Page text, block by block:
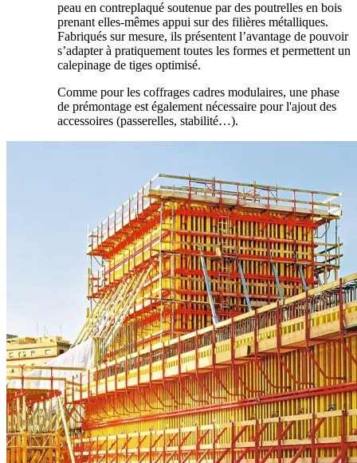
peau en contreplaqué soutenue par des poutrelles en bois
prenant elles-mêmes appui sur des filières métalliques.
Fabriqués sur mesure, ils présentent l’avantage de pouvoir
s’adapter à pratiquement toutes les formes et permettent un
calepinage de tiges optimisé.
Comme pour les coffrages cadres modulaires, une phase
de prémontage est également nécessaire pour l'ajout des
accessoires (passerelles, stabilité…).